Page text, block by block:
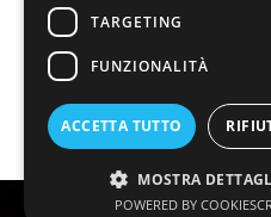
Sugo pronto al nero di seppia
TARGETING
FUNZIONALITÀ
ACCETTA TUTTO
MOSTRA
POWERED BY